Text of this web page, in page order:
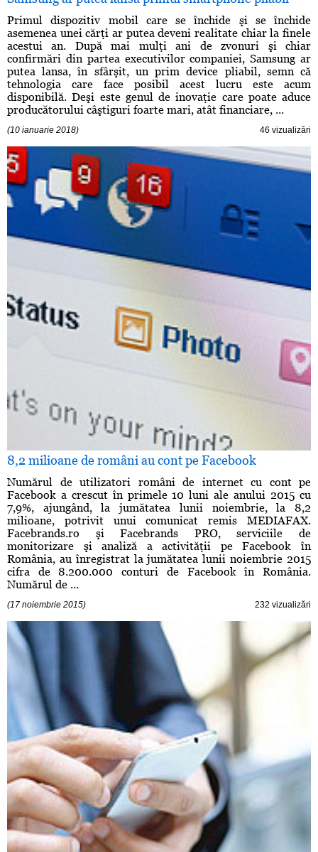
Primul dispozitiv mobil care se închide şi se închide
asemenea unei cărţi ar putea deveni realitate chiar la finele
acestui an. După mai mulţi ani de zvonuri şi chiar
confirmări din partea executivilor companiei, Samsung ar
putea lansa, în sfârşit, un prim device pliabil, semn că
tehnologia care face posibil acest lucru este acum
disponibilă. Deşi este genul de inovaţie care poate aduce
producătorului câştiguri foarte mari, atât financiare, ...
(10 ianuarie 2018) 46 vizualizări
8,2 milioane de români au cont pe Facebook
Numărul de utilizatori români de internet cu cont pe
Facebook a crescut în primele 10 luni ale anului 2015 cu
7,9%, ajungând, la jumătatea lunii noiembrie, la 8,2
milioane, potrivit unui comunicat remis MEDIAFAX.
Facebrands.ro şi Facebrands PRO, serviciile de
monitorizare şi analiză a activităţii pe Facebook în
România, au înregistrat la jumătatea lunii noiembrie 2015
cifra de 8.200.000 conturi de Facebook în România.
Numărul de ...
(17 noiembrie 2015) 232 vizualizări